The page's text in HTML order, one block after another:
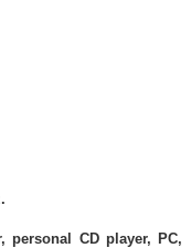
personal CD player, PC,